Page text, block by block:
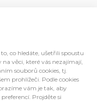
co hledáte, ušetřili spoustu
věci, které vás nezajímají,
souborů cookies, tj.
prohlížeči. Podle cookies
vám je tak, aby
Projděte si
stroje, hydraulické